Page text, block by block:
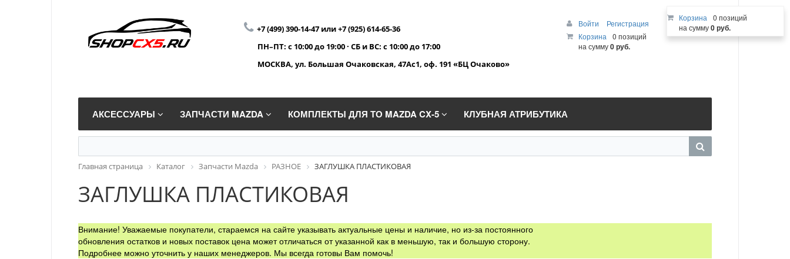
+7 (499) 390-14-47 или +7 (925) 614-65-36
ПН–ПТ: с 10:00 до 19:00 · СБ и ВС: с 10:00 до 17:00
МОСКВА, ул. Большая Очаковская, 47Ас1, оф. 191 «БЦ Очаково»
Войти
Регистрация
Корзина
0 позиций
на сумму0 руб.
АКСЕССУАРЫ ЗАПЧАСТИ MAZDA КОМПЛЕКТЫ ДЛЯ ТО MAZDA CX-5 КЛУБНАЯ АТРИБУТИКА
Главная страница Каталог Запчасти Mazda РАЗНОЕ ЗАГЛУШКА ПЛАСТИКОВАЯ
ЗАГЛУШКА ПЛАСТИКОВАЯ
Внимание! Уважаемые покупатели, стараемся на сайте указывать актуальные цены и наличие, но из-за постоянного
обновления остатков и новых поставок цена может отличаться от указанной как в меньшую, так и большую сторону.
Подробнее можно уточнить у наших менеджеров. Мы всегда готовы Вам помочь!
Корзина
0 позиций
на сумму0 руб.